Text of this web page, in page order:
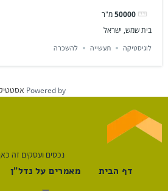
50000מ"ר
בית שמש, ישראל
לוגיסטיקה תעשייה להשכרה
Powered byאסטטיק
נכסים ועסקים זה כאן
דף הבית מאמרים על נדל"ן